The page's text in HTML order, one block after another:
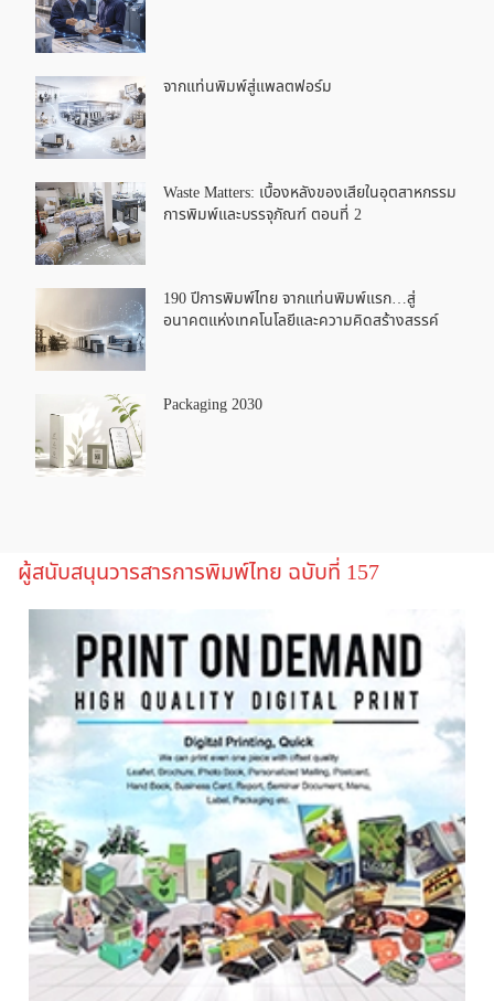
จากแท่นพิมพ์สู่แพลตฟอร์ม
Waste Matters: เบื้องหลังของเสียในอุตสาหกรรม
การพิมพ์และบรรจุภัณฑ์ ตอนที่ 2
190 ปีการพิมพ์ไทย จากแท่นพิมพ์แรก…สู่
อนาคตแห่งเทคโนโลยีและความคิดสร้างสรรค์
Packaging 2030
ผู้สนับสนุนวารสารการพิมพ์ไทย ฉบับที่ 157